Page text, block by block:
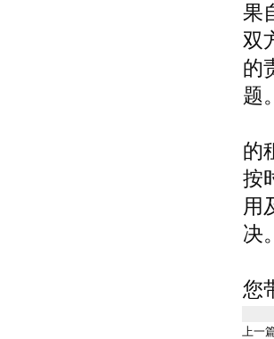
果
双
的
题。
的
按
用
决。
您
上一